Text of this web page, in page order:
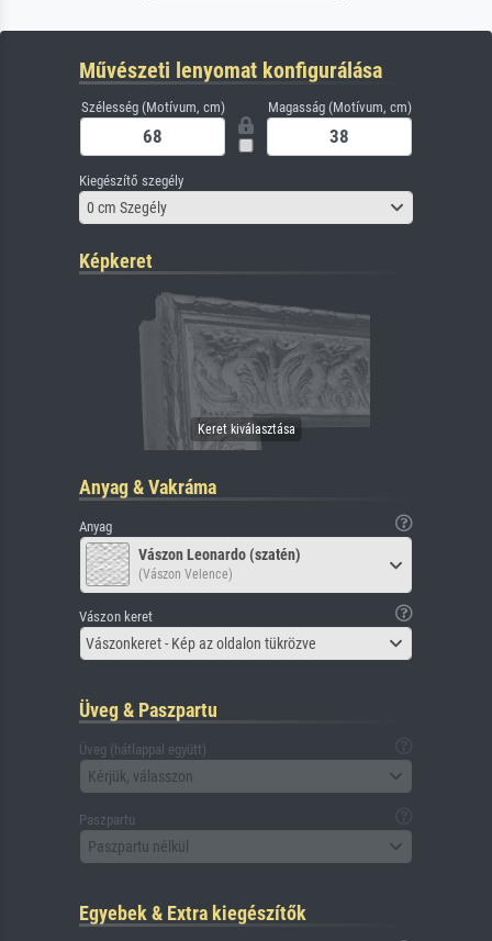
Művészeti lenyomat konfigurálása
Szélesség (Motívum, cm) Magasság (Motívum, cm)
Kiegészítő szegély
0 cm Szegély
Képkeret
Anyag & Vakráma
Anyag
Vászon Leonardo (szatén)
(Vászon Velence)
Vászon keret
Vászonkeret - Kép az oldalon tükrözve
Üveg & Paszpartu
Üveg (hátlappal együtt)
Kérjük, válasszon
Paszpartu
Paszpartu nélkül
Egyebek & Extra kiegészítők